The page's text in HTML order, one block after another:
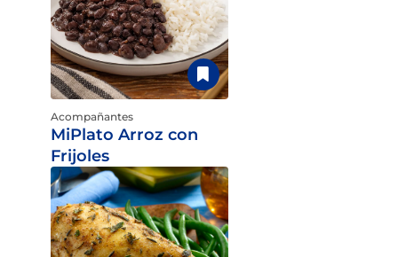
Acompañantes
MiPlato Arroz con
Frijoles